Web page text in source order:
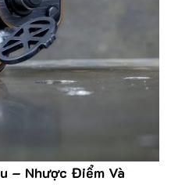
– Nhược Điểm Và